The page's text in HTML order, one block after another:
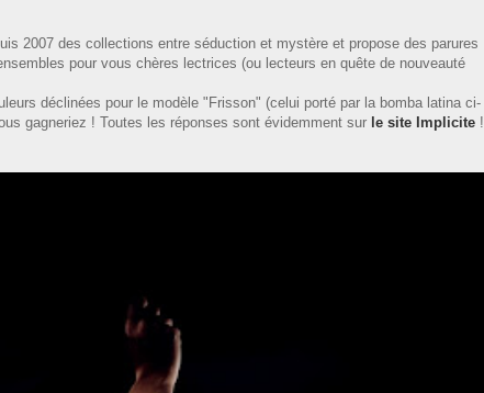
2007 des collections entre séduction et mystère et propose des parures
pour vous chères lectrices (ou lecteurs en quête de nouveauté
déclinées pour le modèle "Frisson" (celui porté par la bomba latina ci-
gagneriez ! Toutes les réponses sont évidemment sur le site Implicite !